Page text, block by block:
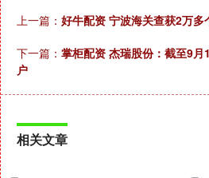
上一篇： 好牛配资 宁波海关查获2万多
下一篇： 掌柜配资 杰瑞股份：截至9
户
相关文章